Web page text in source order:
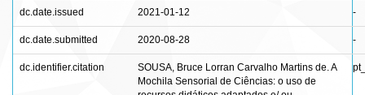
dc.date.issued 2021-01-12 -
dc.date.submitted 2020-08-28 -
dc.identifier.citation
SOUSA, Bruce Lorran Carvalho Martins de. A
Mochila Sensorial de Ciências: o uso de